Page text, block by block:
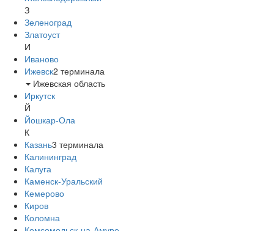
З
Зеленоград
Златоуст
И
Иваново
Ижевск2 терминала
Ижевская область
Иркутск
Й
Йошкар-Ола
К
Казань3 терминала
Калининград
Калуга
Каменск-Уральский
Кемерово
Киров
Коломна